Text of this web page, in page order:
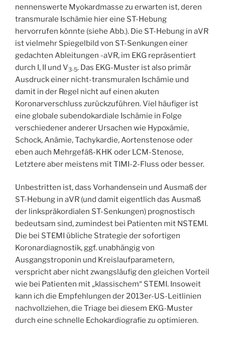
nennenswerte Myokardmasse zu erwarten ist, deren
transmurale Ischämie hier eine ST-Hebung
hervorrufen könnte (siehe Abb.). Die ST-Hebung in aVR
ist vielmehr Spiegelbild von ST-Senkungen einer
gedachten Ableitungen -aVR, im EKG repräsentiert
durch I, II und V3-5. Das EKG-Muster ist also primär
Ausdruck einer nicht-transmuralen Ischämie und
damit in der Regel nicht auf einen akuten
Koronarverschluss zurückzuführen. Viel häufiger ist
eine globale subendokardiale Ischämie in Folge
verschiedener anderer Ursachen wie Hypoxämie,
Schock, Anämie, Tachykardie, Aortenstenose oder
eben auch Mehrgefäß-KHK oder LCM-Stenose,
Letztere aber meistens mit TIMI-2-Fluss oder besser.
Unbestritten ist, dass Vorhandensein und Ausmaß der
ST-Hebung in aVR (und damit eigentlich das Ausmaß
der linkspräkordialen ST-Senkungen) prognostisch
bedeutsam sind, zumindest bei Patienten mit NSTEMI.
Die bei STEMI übliche Strategie der sofortigen
Koronardiagnostik, ggf. unabhängig von
Ausgangstroponin und Kreislaufparametern,
verspricht aber nicht zwangsläufig den gleichen Vorteil
wie bei Patienten mit „klassischem“ STEMI. Insoweit
kann ich die Empfehlungen der 2013er-US-Leitlinien
nachvollziehen, die Triage bei diesem EKG-Muster
durch eine schnelle Echokardiografie zu optimieren.